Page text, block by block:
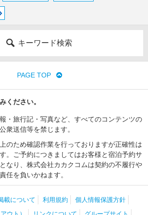
キーワード検索
PAGE TOP
ください。
・旅行記・写真など、すべてのコンテンツの
衆送信等を禁じます。
のため確認作業を行っておりますが正確性は
。ご予約につきましてはお客様と宿泊予約サ
なり、株式会社カカクコムは契約の不履行や
任を負いかねます。
載について 利用規約
個人情報保護方針